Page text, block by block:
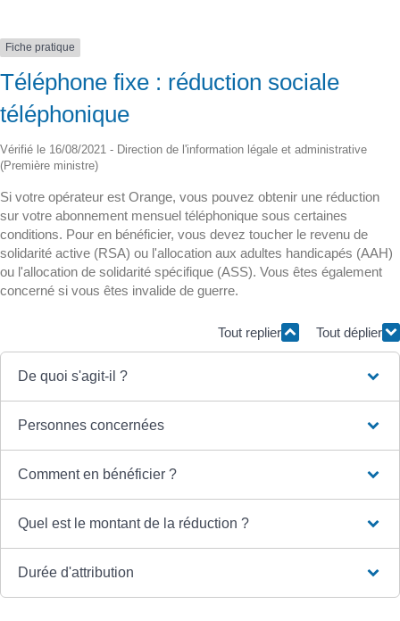
Fiche pratique
Téléphone fixe : réduction sociale
téléphonique
Vérifié le 16/08/2021 - Direction de l'information légale et administrative
(Première ministre)
Si votre opérateur est Orange, vous pouvez obtenir une réduction
sur votre abonnement mensuel téléphonique sous certaines
conditions. Pour en bénéficier, vous devez toucher le revenu de
solidarité active (RSA) ou l'allocation aux adultes handicapés (AAH)
ou l'allocation de solidarité spécifique (ASS). Vous êtes également
concerné si vous êtes invalide de guerre.
Tout replier Tout déplier
De quoi s'agit-il ?
Personnes concernées
Comment en bénéficier ?
Quel est le montant de la réduction ?
Durée d'attribution